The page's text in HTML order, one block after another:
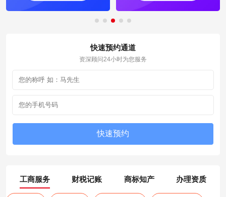
快速预约通道
资深顾问24小时为您服务
工商服务 财税记账 商标知产 办理资质